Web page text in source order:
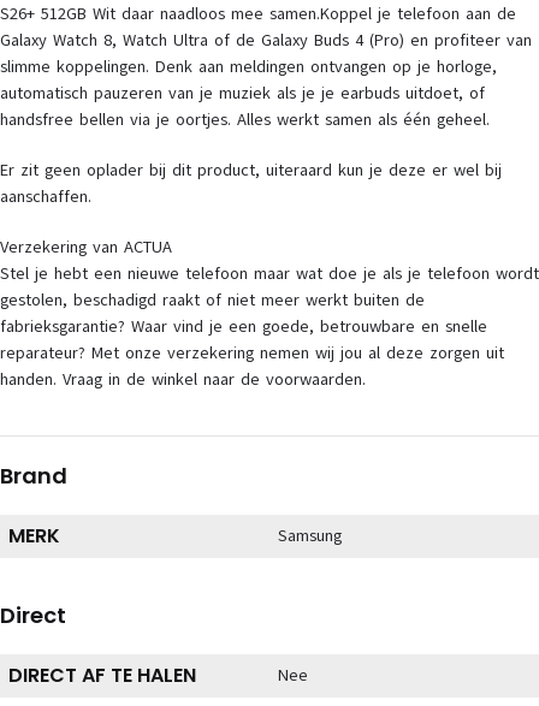
S26+ 512GB Wit daar naadloos mee samen.Koppel je telefoon aan de
Galaxy Watch 8, Watch Ultra of de Galaxy Buds 4 (Pro) en profiteer van
slimme koppelingen. Denk aan meldingen ontvangen op je horloge,
automatisch pauzeren van je muziek als je je earbuds uitdoet, of
handsfree bellen via je oortjes. Alles werkt samen als één geheel.
Er zit geen oplader bij dit product, uiteraard kun je deze er wel bij
aanschaffen.
Verzekering van ACTUA
Stel je hebt een nieuwe telefoon maar wat doe je als je telefoon wordt
gestolen, beschadigd raakt of niet meer werkt buiten de
fabrieksgarantie? Waar vind je een goede, betrouwbare en snelle
reparateur? Met onze verzekering nemen wij jou al deze zorgen uit
handen. Vraag in de winkel naar de voorwaarden.
Brand
MERK Samsung
Direct
DIRECT AF TE HALEN Nee